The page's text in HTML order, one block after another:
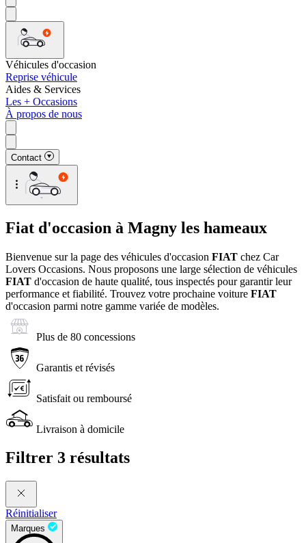
Véhicules d'occasion
Reprise véhicule
Aides & Services
Les + Occasions
À propos de nous
Contact
Fiat d'occasion à Magny les hameaux
Bienvenue sur la page des véhicules d'occasion FIAT chez Car
Lovers Occasions. Nous proposons une large sélection de véhicules
FIAT d'occasion de haute qualité, tous inspectés pour garantir leur
performance et fiabilité. Trouvez votre prochaine voiture FIAT
d'occasion parmi notre gamme variée de modèles.
Plus de 80 concessions
Garantis et révisés
Satisfait ou remboursé
Livraison à domicile
Filtrer 3 résultats
Réinitialiser
Marques